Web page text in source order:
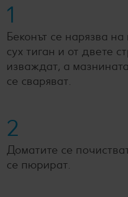
1
Беконът се нарязва
сух тиган и от двете
изваждат, а
се сваряват.
2
Доматите се
се пюрират.